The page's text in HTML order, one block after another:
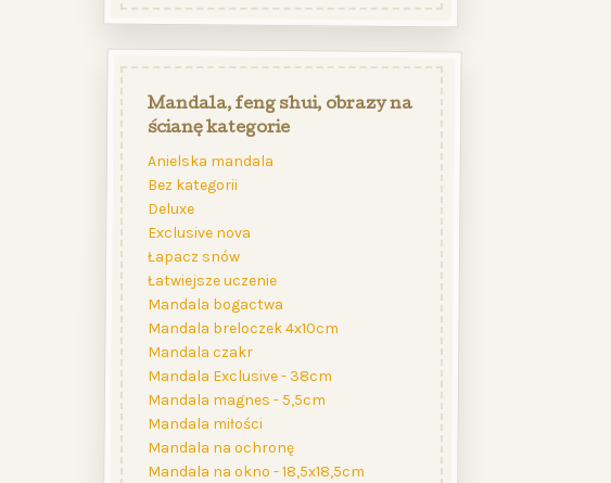
Mandala, feng shui, obrazy na
ścianę kategorie
Anielska mandala
Bez kategorii
Deluxe
Exclusive nova
Łapacz snów
Łatwiejsze uczenie
Mandala bogactwa
Mandala breloczek 4x10cm
Mandala czakr
Mandala Exclusive - 38cm
Mandala magnes - 5,5cm
Mandala miłości
Mandala na ochronę
Mandala na okno - 18,5x18,5cm